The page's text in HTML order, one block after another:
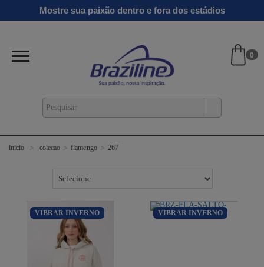
Mostre sua paixão dentro e fora dos estádios
0
inicio colecao flamengo 267
VIBRAR INVERNO VIBRAR INVERNO